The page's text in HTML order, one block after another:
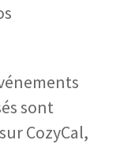
sont
CozyCal,